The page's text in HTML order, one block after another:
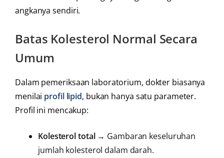
angkanya sendiri.
Batas Kolesterol Normal Secara
Umum
Dalam pemeriksaan laboratorium, dokter biasanya
menilai profil lipid, bukan hanya satu parameter.
Profil ini mencakup:
Kolesterol total→ Gambaran keseluruhan
jumlah kolesterol dalam darah.